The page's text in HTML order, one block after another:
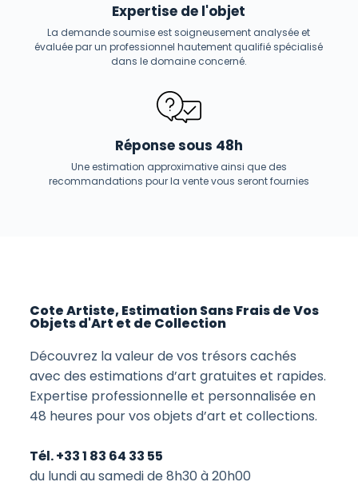
Expertise de l'objet
La demande soumise est soigneusement analysée et
évaluée par un professionnel hautement qualifié spécialisé
dans le domaine concerné.
Réponse sous 48h
Une estimation approximative ainsi que des
recommandations pour la vente vous seront fournies
Cote Artiste, Estimation Sans Frais de Vos
Objets d'Art et de Collection
Découvrez la valeur de vos trésors cachés
avec des estimations d’art gratuites et rapides.
Expertise professionnelle et personnalisée en
48 heures pour vos objets d’art et collections.
Tél. +33 1 83 64 33 55
du lundi au samedi de 8h30 à 20h00